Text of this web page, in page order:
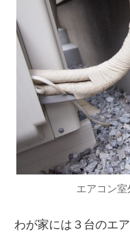
エアコン
わが家には３台のエ